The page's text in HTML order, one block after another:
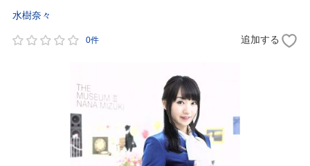
水樹奈々
0件 追加する